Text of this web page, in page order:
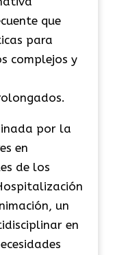
que
para
complejos y
por la
en
de los
un
en